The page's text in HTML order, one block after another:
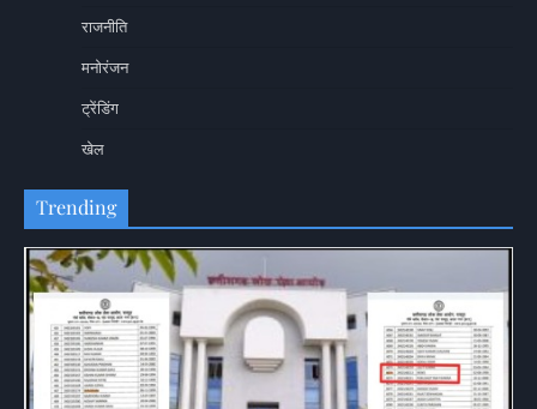
राजनीति
मनोरंजन
ट्रेंडिंग
खेल
Trending